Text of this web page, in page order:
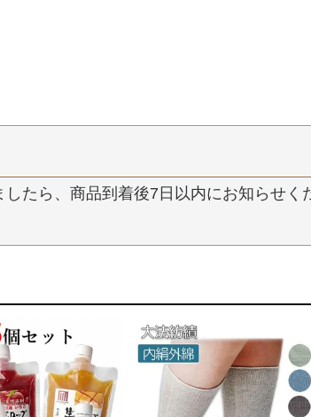
たら、商品到着後7日以内にお知らせく